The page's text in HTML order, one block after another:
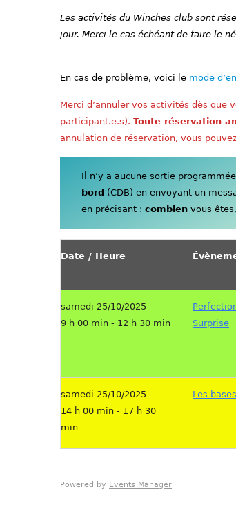
Les activités du Winches club sont
jour. Merci le cas échéant de faire le
En cas de problème, voici le mode
Merci d’annuler vos activités dès que
participant.e.s). Toute réservation
annulation de réservation, vous
Il n’y a aucune sortie
bord (CDB) en envoyant un
en précisant : combienvous êtes,
Date / Heure
samedi 25/10/2025
9 h 00 min - 12 h 30 min
Surprise
samedi 25/10/2025
14 h 00 min - 17 h 30
min
Les
Powered by Events Manager